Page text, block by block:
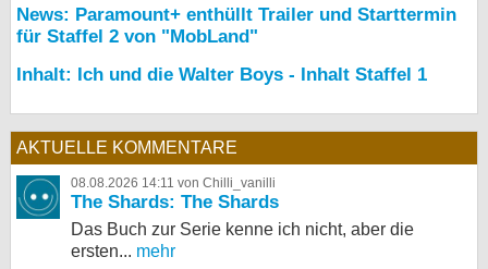
News: Paramount+ enthüllt Trailer und Starttermin
für Staffel 2 von "MobLand"
Inhalt: Ich und die Walter Boys - Inhalt Staffel 1
AKTUELLE KOMMENTARE
08.08.2026 14:11 von Chilli_vanilli
The Shards: The Shards
Das Buch zur Serie kenne ich nicht, aber die
ersten... mehr